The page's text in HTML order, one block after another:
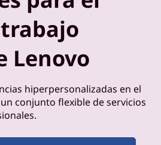
Lenovo
hiperpersonalizadas en el
conjunto flexible de servicios